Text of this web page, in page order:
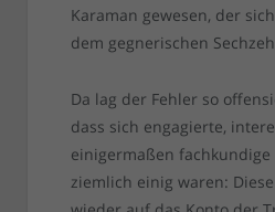
Karaman gewesen, der
dem gegnerischen
Da lag der Fehler so
dass sich engagierte,
einigermaßen fachkundige
ziemlich einig waren: